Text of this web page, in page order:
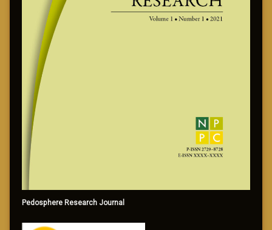
Pedosphere Research Journal